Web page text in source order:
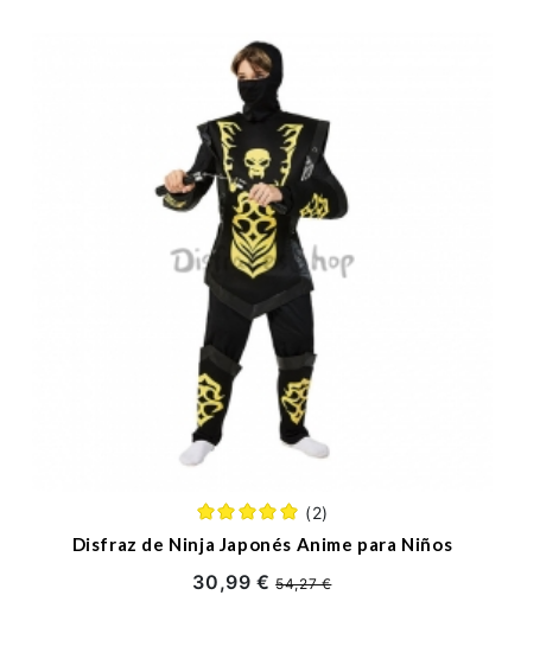
(2)
Disfraz de Ninja Japonés Anime para Niños
30,99 €54,27 €